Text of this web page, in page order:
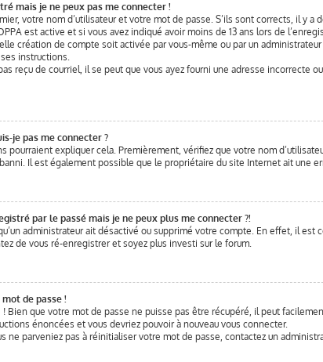
mais je ne peux pas me connecter !
votre nom d’utilisateur et votre mot de passe. S’ils sont corrects, il y a
est active et si vous avez indiqué avoir moins de 13 ans lors de
création de compte soit activée par vous-même ou par un
instructions.
reçu de courriel, il se peut que vous ayez fourni une adresse
je pas me connecter ?
pourraient expliquer cela. Premièrement, vérifiez que votre nom
Il est également possible que le propriétaire du site Internet ait une
par le passé mais je ne peux plus me connecter ?!
administrateur ait désactivé ou supprimé votre compte. En effet, il
de vous ré-enregistrer et soyez plus investi sur le forum.
mot de passe !
! Bien que votre mot de passe ne puisse pas être récupéré, il peut
énoncées et vous devriez pouvoir à nouveau vous connecter.
ne parveniez pas à réinitialiser votre mot de passe, contactez un